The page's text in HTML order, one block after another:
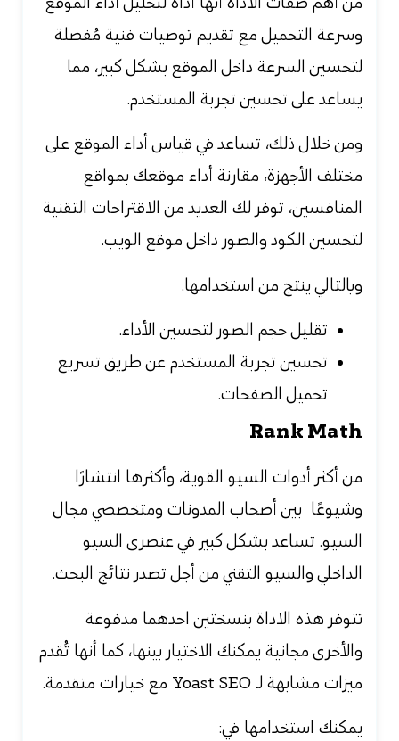
وسرعة التحميل مع تقديم توصيات فنية مُفصلة
لتحسين السرعة داخل الموقع بشكل كبير، مما
يساعد على تحسين تجربة المستخدم.
ومن خلال ذلك، تساعد في قياس أداء الموقع على
مختلف الأجهزة، مقارنة أداء موقعك بمواقع
المنافسين، توفر لك العديد من الاقتراحات التقنية
لتحسين الكود والصور داخل موقع الويب.
وبالتالي ينتج من استخدامها:
تقليل حجم الصور لتحسين الأداء.
تحسين تجربة المستخدم عن طريق تسريع
تحميل الصفحات.
Rank Math
من أكثر أدوات السيو القوية، وأكثرها انتشارًا
وشيوعًا بين أصحاب المدونات ومتخصصي مجال
السيو. تساعد بشكل كبير في عنصرى السيو
الداخلي والسيو التقني من أجل تصدر نتائج البحث.
تتوفر هذه الاداة بنسختين احدهما مدفوعة
والأخرى مجانية يمكنك الاختيار بينها، كما أنها تُقدم
ميزات مشابهة لـ Yoast SEO مع خيارات متقدمة.
يمكنك استخدامها في: